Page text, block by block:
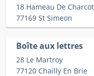
18 Hameau De Charcot
77169 St Simeon
Boîte aux lettres
28 Le Martroy
77120 Chailly En Brie